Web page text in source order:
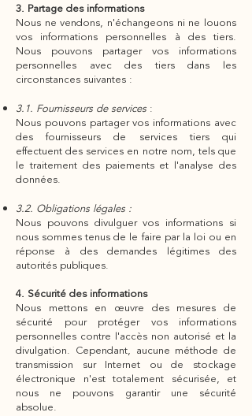
3. Partage des informations
Nous ne vendons, n'échangeons ni ne louons
vos informations personnelles à des tiers.
Nous pouvons partager vos informations
personnelles avec des tiers dans les
circonstances suivantes :
3.1. Fournisseurs de services :
Nous pouvons partager vos informations avec
des fournisseurs de services tiers qui
effectuent des services en notre nom, tels que
le traitement des paiements et l'analyse des
données.
3.2. Obligations légales :
Nous pouvons divulguer vos informations si
nous sommes tenus de le faire par la loi ou en
réponse à des demandes légitimes des
autorités publiques.
4. Sécurité des informations
Nous mettons en œuvre des mesures de
sécurité pour protéger vos informations
personnelles contre l'accès non autorisé et la
divulgation. Cependant, aucune méthode de
transmission sur Internet ou de stockage
électronique n'est totalement sécurisée, et
nous ne pouvons garantir une sécurité
absolue.